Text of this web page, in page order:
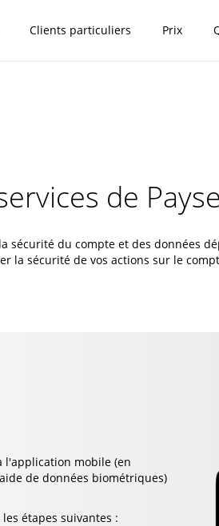
Clients particuliers Prix
de
sécurité du compte et des données
la sécurité de vos actions sur le
l'application mobile (en
de données biométriques)
étapes suivantes :